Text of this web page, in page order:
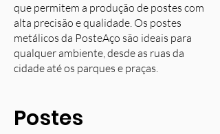
que permitem a produção de postes com
alta precisão e qualidade. Os postes
metálicos da PosteAço são ideais para
qualquer ambiente, desde as ruas da
cidade até os parques e praças.
Postes